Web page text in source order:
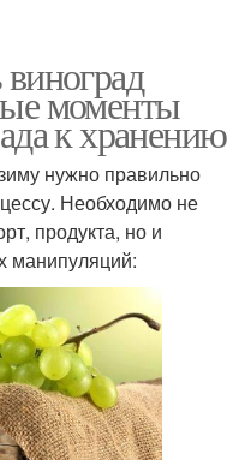
моменты
к хранению
нужно правильно
Необходимо не
продукта, но и
манипуляций: